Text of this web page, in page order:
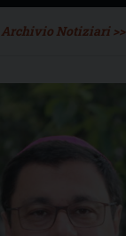
Archivio Notiziari >>